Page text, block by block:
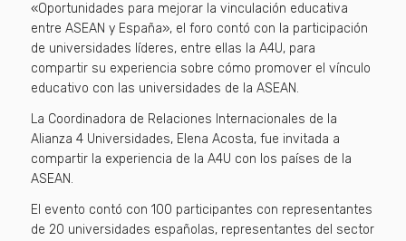
«Oportunidades para mejorar la vinculación educativa
entre ASEAN y España», el foro contó con la participación
de universidades líderes, entre ellas la A4U, para
compartir su experiencia sobre cómo promover el vínculo
educativo con las universidades de la ASEAN.
La Coordinadora de Relaciones Internacionales de la
Alianza 4 Universidades, Elena Acosta, fue invitada a
compartir la experiencia de la A4U con los países de la
ASEAN.
El evento contó con 100 participantes con representantes
de 20 universidades españolas, representantes del sector